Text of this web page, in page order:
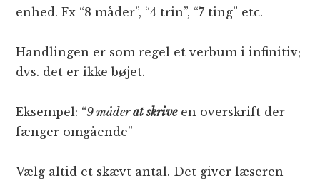
enhed. Fx “8 måder”, “4 trin”, “7 ting” etc.
Handlingen er som regel et verbum i infinitiv;
dvs. det er ikke bøjet.
Eksempel: “9 måderat skriveen overskrift der
fænger omgående”
Vælg altid et skævt antal. Det giver læseren